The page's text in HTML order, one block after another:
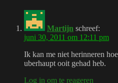
Martijn schreef:
juni 30, 2011 om 12:11 pm
Ik kan me niet herinneren
uberhaupt ooit gehad heb.
Log in om te reageren